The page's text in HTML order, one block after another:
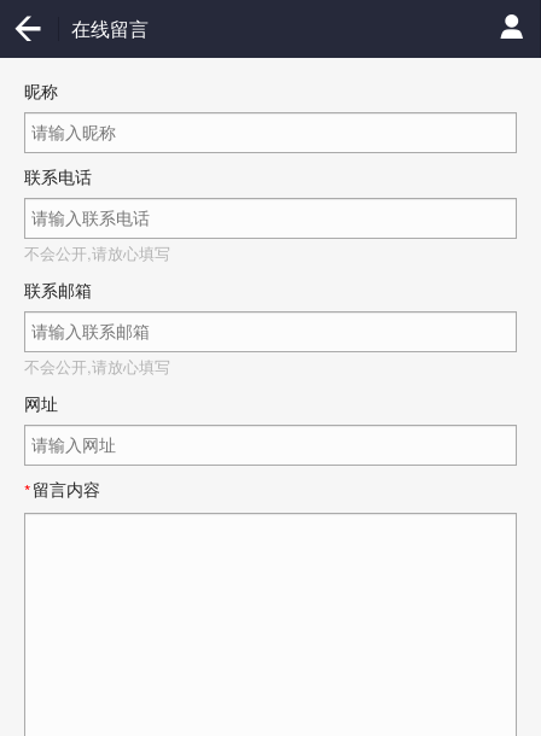
在线留言
昵称
联系电话
不会公开,请放心填写
联系邮箱
不会公开,请放心填写
网址
*留言内容